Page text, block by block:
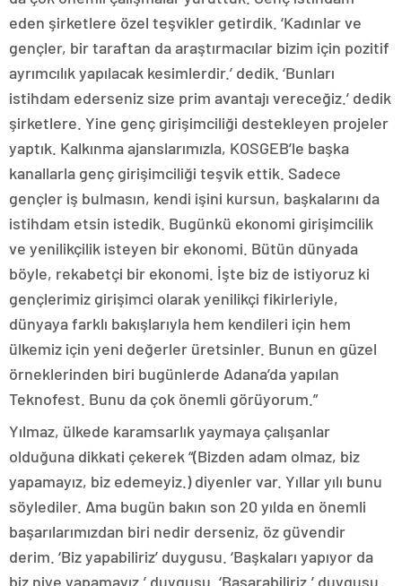
eden şirketlere özel teşvikler getirdik. ‘Kadınlar ve
gençler, bir taraftan da araştırmacılar bizim için pozitif
ayrımcılık yapılacak kesimlerdir.’ dedik. ‘Bunları
istihdam ederseniz size prim avantajı vereceğiz.’ dedik
şirketlere. Yine genç girişimciliği destekleyen projeler
yaptık. Kalkınma ajanslarımızla, KOSGEB’le başka
kanallarla genç girişimciliği teşvik ettik. Sadece
gençler iş bulmasın, kendi işini kursun, başkalarını da
istihdam etsin istedik. Bugünkü ekonomi girişimcilik
ve yenilikçilik isteyen bir ekonomi. Bütün dünyada
böyle, rekabetçi bir ekonomi. İşte biz de istiyoruz ki
gençlerimiz girişimci olarak yenilikçi fikirleriyle,
dünyaya farklı bakışlarıyla hem kendileri için hem
ülkemiz için yeni değerler üretsinler. Bunun en güzel
örneklerinden biri bugünlerde Adana’da yapılan
Teknofest. Bunu da çok önemli görüyorum.”
Yılmaz, ülkede karamsarlık yaymaya çalışanlar
olduğuna dikkati çekerek “(Bizden adam olmaz, biz
yapamayız, biz edemeyiz.) diyenler var. Yıllar yılı bunu
söylediler. Ama bugün bakın son 20 yılda en önemli
başarılarımızdan biri nedir derseniz, öz güvendir
derim. ‘Biz yapabiliriz’ duygusu. ‘Başkaları yapıyor da
biz niye yapamayız.’ duygusu. ‘Başarabiliriz.’ duygusu.